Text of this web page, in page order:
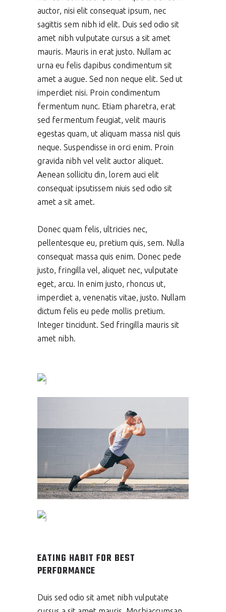
auctor, nisi elit consequat ipsum, nec
sagittis sem nibh id elit. Duis sed odio sit
amet nibh vulputate cursus a sit amet
mauris. Mauris in erat justo. Nullam ac
urna eu felis dapibus condimentum sit
amet a augue. Sed non neque elit. Sed ut
imperdiet nisi. Proin condimentum
fermentum nunc. Etiam pharetra, erat
sed fermentum feugiat, velit mauris
egestas quam, ut aliquam massa nisl quis
neque. Suspendisse in orci enim. Proin
gravida nibh vel velit auctor aliquet.
Aenean sollicitu din, lorem auci elit
consequat ipsutissem niuis sed odio sit
amet a sit amet.
Donec quam felis, ultricies nec,
pellentesque eu, pretium quis, sem. Nulla
consequat massa quis enim. Donec pede
justo, fringilla vel, aliquet nec, vulputate
eget, arcu. In enim justo, rhoncus ut,
imperdiet a, venenatis vitae, justo. Nullam
dictum felis eu pede mollis pretium.
Integer tincidunt. Sed fringilla mauris sit
amet nibh.
EATING HABIT FOR BEST
PERFORMANCE
Duis sed odio sit amet nibh vulputate